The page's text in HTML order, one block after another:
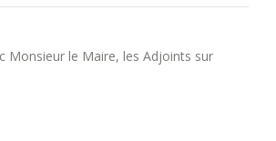
Monsieur le Maire, les Adjoints sur